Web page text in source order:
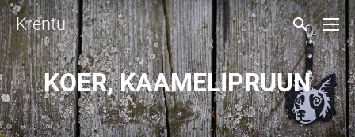
Krentu
KOER, KAAMELIPRUUN